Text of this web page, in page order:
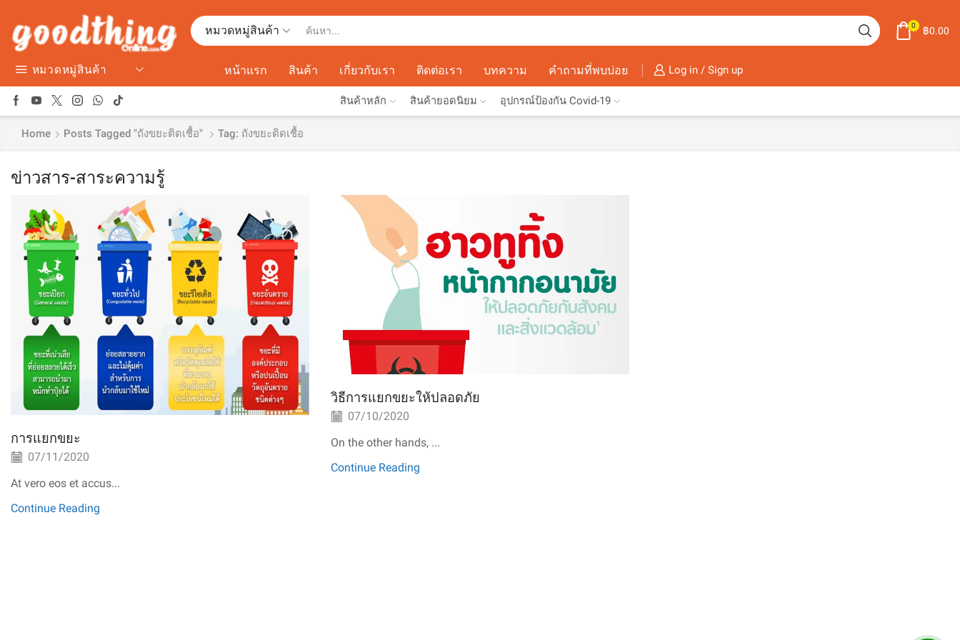
หมวดหมู่สินค้า 0 ฿0.00
หมวดหมู่สินค้า หน้าแรก สินค้า เกี่ยวกับเรา ติดต่อเรา บทความ คำถามที่พบบ่อย Log in / Sign up
สินค้าหลัก สินค้ายอดนิยม อุปกรณ์ป้องกัน Covid-19
Home Posts Tagged "ถังขยะติดเชื้อ" Tag: ถังขยะติดเชื้อ
ข่าวสาร-สาระความรู้
การแยกขยะ
07/11/2020
At vero eos et accus...
Continue Reading
วิธีการแยกขยะให้ปลอดภัย
07/10/2020
On the other hands, ...
Continue Reading